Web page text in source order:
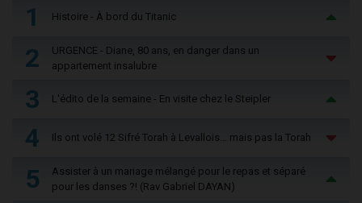
1 Histoire - À bord du Titanic
2
URGENCE - Diane, 80 ans, en danger dans un
appartement insalubre
3 L'édito de la semaine - En visite chez le Steipler
4 Ils ont volé 12 Sifré Torah à Levallois… mais pas la Torah
5
Assister à un mariage mélangé pour le repas et séparé
pour les danses ?! (Rav Gabriel DAYAN)